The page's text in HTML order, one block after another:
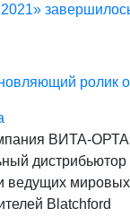
ролик
ВИТА-
дистрибьютор
ведущих мировых
Blatchford